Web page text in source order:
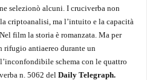
selezionò alcuni. I cruciverba non
criptoanalisi, ma l’intuito e la capacità
film la storia è romanzata. Ma per
antiaereo durante un
schema con le quattro
n. 5062 del Daily Telegraph.